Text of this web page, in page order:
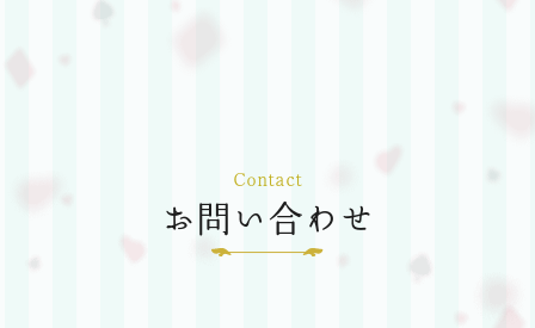
Contact
お問い合わせ